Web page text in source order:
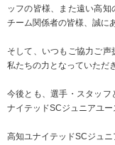
ッフの皆様、また遠い高
チーム関係者の皆様、誠に
そして、いつもご協力ご声
私たちの力となっていただ
今後とも、選手・スタッフ
ナイテッドSCジュニアユー
高知ユナイテッドSCジュ